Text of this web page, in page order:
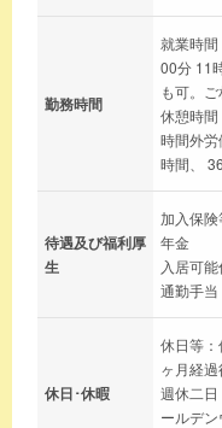
勤務時間
就業時
00分 11
も可。ご
休憩時
時間外
時間、
待遇及び福利厚
生
加入保
年金
入居可
通勤手
休日･休暇
休日等：
ヶ月経
週休二
ールデ